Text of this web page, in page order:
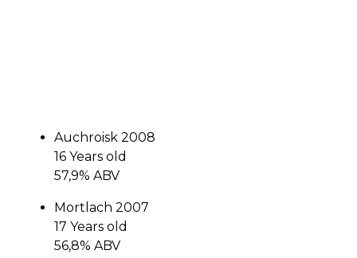
Auchroisk 2008
16 Years old
57,9% ABV
Mortlach 2007
17 Years old
56,8% ABV